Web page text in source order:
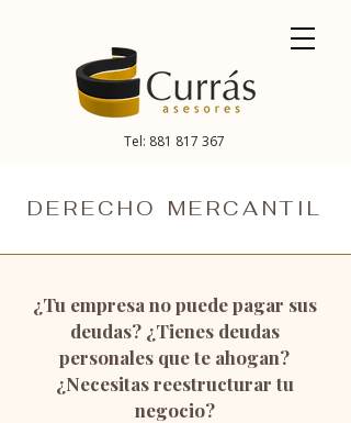
Tel: 881 817 367
DERECHO MERCANTIL
¿Tu empresa no puede pagar sus
deudas? ¿Tienes deudas
personales que te ahogan?
¿Necesitas reestructurar tu
negocio?